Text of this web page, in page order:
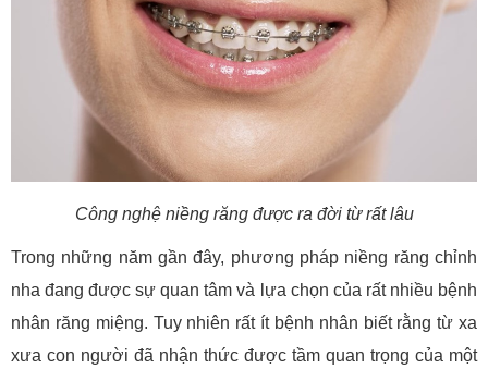
Công nghệ niềng răng được ra đời từ rất lâu
Trong những năm gần đây, phương pháp niềng răng chỉnh
nha đang được sự quan tâm và lựa chọn của rất nhiều bệnh
nhân răng miệng. Tuy nhiên rất ít bệnh nhân biết rằng từ xa
xưa con người đã nhận thức được tầm quan trọng của một